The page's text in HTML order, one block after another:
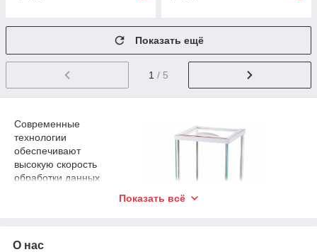
Показать ещё
1 / 5
Современные
технологии
обеспечивают
высокую скорость
обработки данных
фактором.
Показать всё
О нас